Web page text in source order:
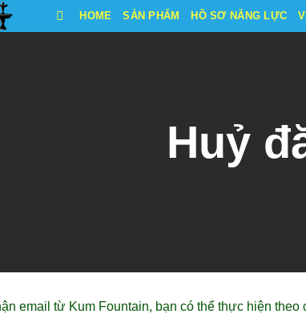
HOME SẢN PHẨM HỒ SƠ NĂNG LỰC
Huỷ
email từ Kum Fountain, bạn có thể thực hiện theo